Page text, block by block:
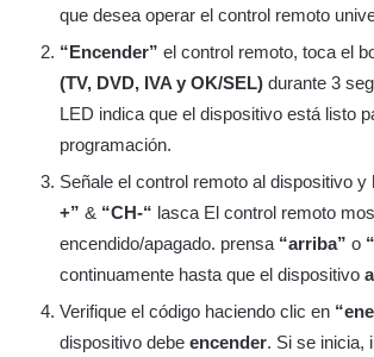
que desea operar el control remoto
“Encender” el control remoto, toca el
(TV, DVD, IVA y OK/SEL) durante 3
LED indica que el dispositivo está listo
programación.
Señale el control remoto al dispositivo y
+” & “CH-“ lasca El control remoto
encendido/apagado. prensa “arriba” o
continuamente hasta que el dispositivo
Verifique el código haciendo clic en
dispositivo debe encender. Si se inicia,